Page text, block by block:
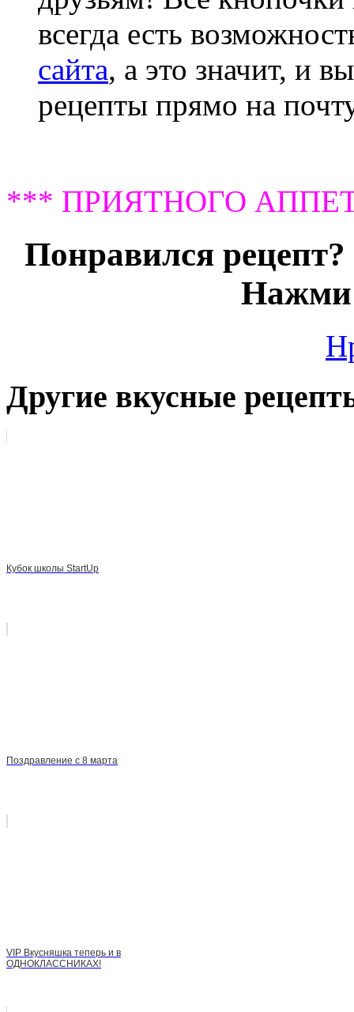
всегда есть
сайта, а это значит, и
рецепты прямо на
*** ПРИЯТНОГО
Понравился
Нажми
Другие вкусные
Кубок школы StartUp
Поздравление с 8 марта
VIP Вкусняшка теперь и в
ОДНОКЛАССНИКАХ!